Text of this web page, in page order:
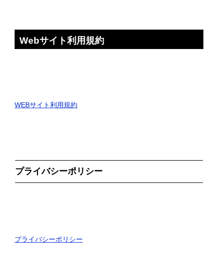
Webサイト利用規約
WEBサイト利用規約
プライバシーポリシー
プライバシーポリシー